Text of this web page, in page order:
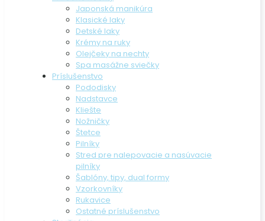
Japonská manikúra
Klasické laky
Detské laky
Krémy na ruky
Olejčeky na nechty
Spa masážne sviečky
Príslušenstvo
Pododisky
Nadstavce
Kliešte
Nožničky
Štetce
Pilníky
Stred pre nalepovacie a nasúvacie
pilníky
Šablóny, tipy, dual formy
Vzorkovníky
Rukavice
Ostatné príslušenstvo